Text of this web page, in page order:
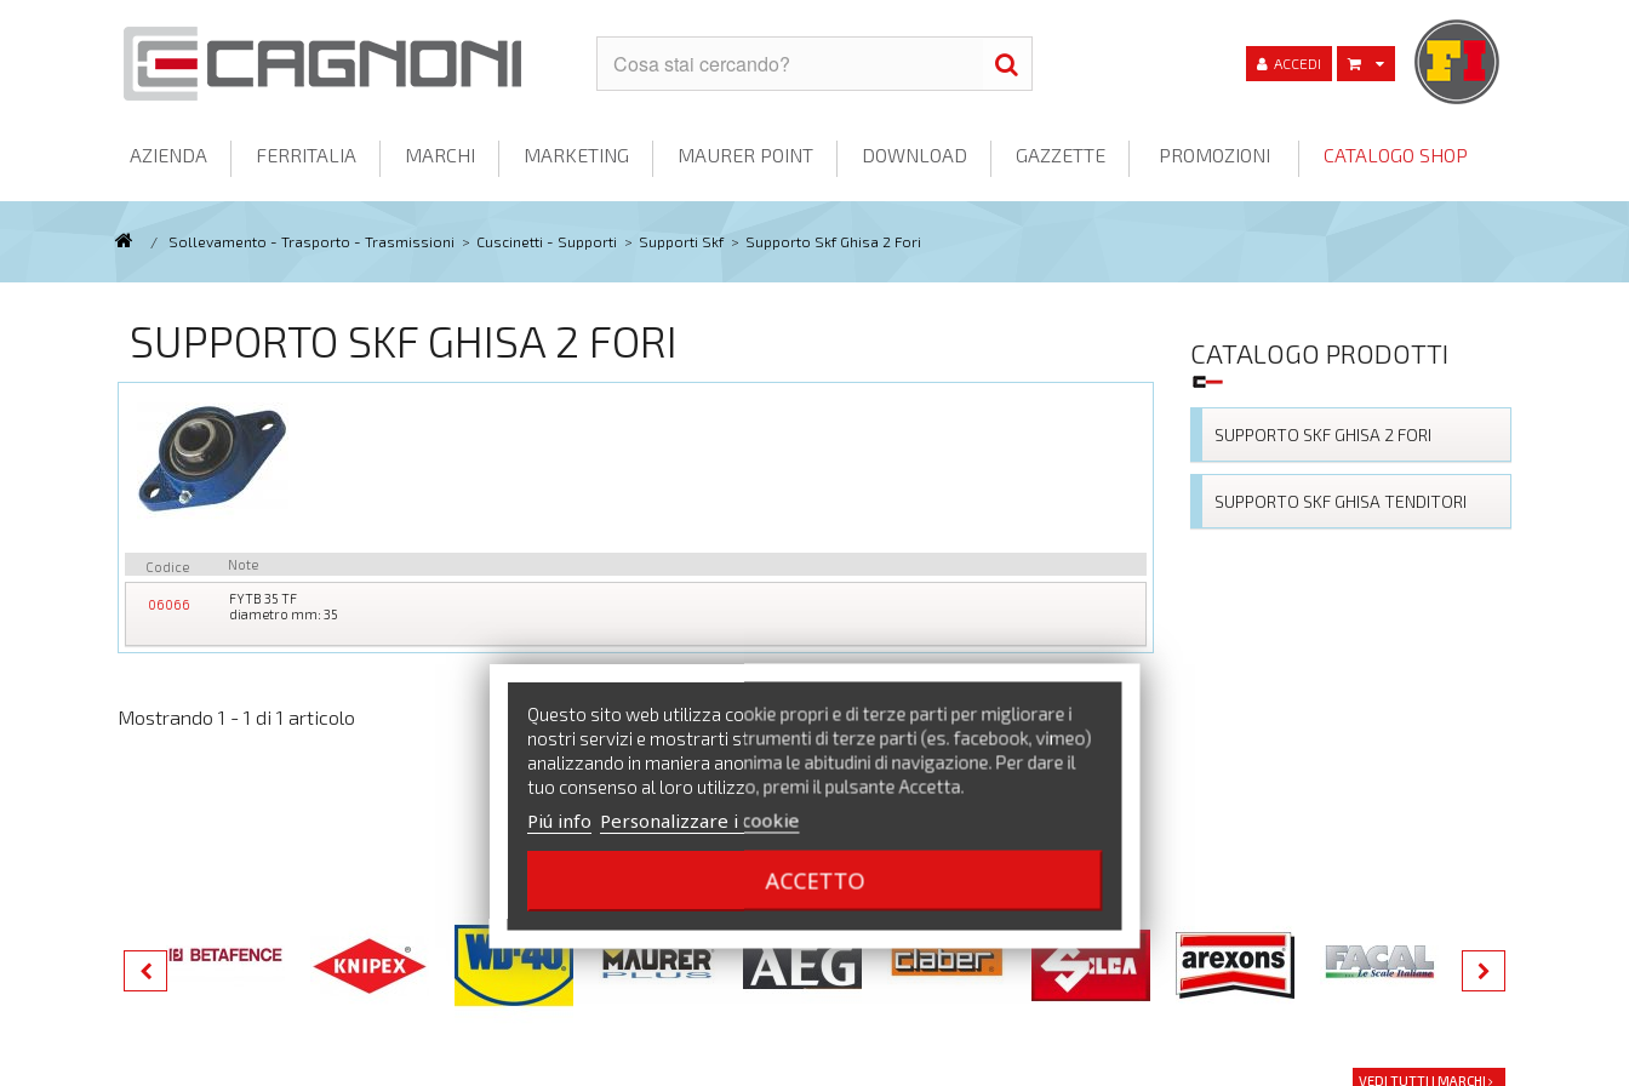
ACCEDI
AZIENDA FERRITALIA MARCHI MARKETING MAURER POINT DOWNLOAD GAZZETTE PROMOZIONI CATALOGO SHOP
/ Sollevamento - Trasporto - Trasmissioni > Cuscinetti - Supporti > Supporti Skf > Supporto Skf Ghisa 2 Fori
SUPPORTO SKF GHISA 2 FORI
Codice Note
06066
FYTB 35 TF
diametro mm: 35
Mostrando 1 - 1 di 1 articolo
CATALOGO PRODOTTI
SUPPORTO SKF GHISA 2 FORI
SUPPORTO SKF GHISA TENDITORI
VEDI TUTTI I MARCHI
Questo sito web utilizza cookie propri e di terze parti per migliorare i
nostri servizi e mostrarti strumenti di terze parti (es. facebook, vimeo)
analizzando in maniera anonima le abitudini di navigazione. Per dare il
tuo consenso al loro utilizzo, premi il pulsante Accetta.
Piú info Personalizzare i cookie
ACCETTO